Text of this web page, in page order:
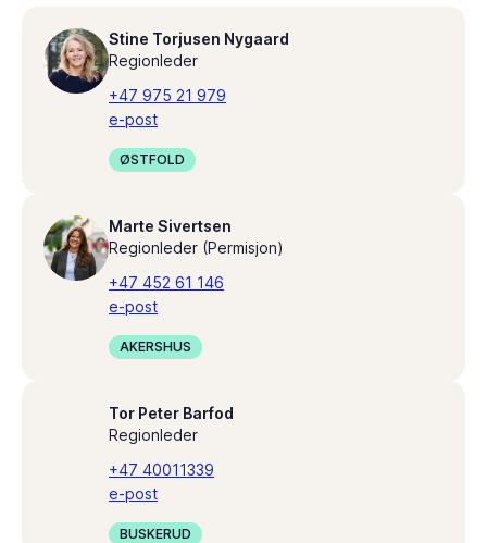
Stine Torjusen Nygaard
Regionleder
+47 975 21 979
e-post
ØSTFOLD
Marte Sivertsen
Regionleder (Permisjon)
+47 452 61 146
e-post
AKERSHUS
Tor Peter Barfod
Regionleder
+47 40011339
e-post
BUSKERUD